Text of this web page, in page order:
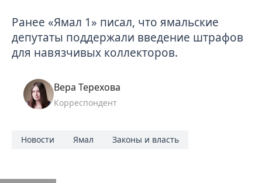
Ранее «Ямал 1» писал, что ямальские
депутаты поддержали введение штрафов
для навязчивых коллекторов.
Вера Терехова
Корреспондент
Новости Ямал Законы и власть